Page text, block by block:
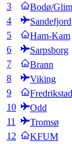
3
Bodø/
4
Sandefjord
5
Ham-Kam
6
Sarpsborg
7
Brann
8
Viking
9
Fredrikstad
10
Odd
11
Tromsø
12
KFUM